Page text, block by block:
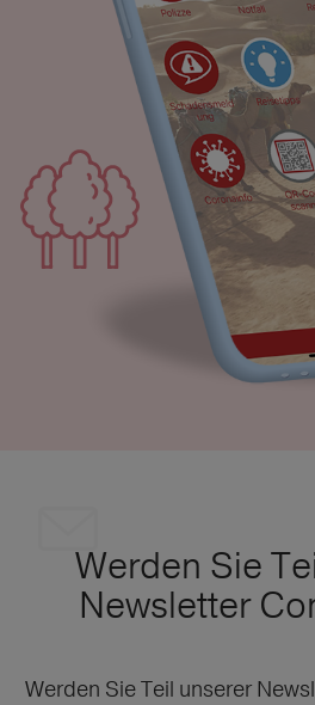
Werden Sie
Newsletter
Werden Sie Teil unserer